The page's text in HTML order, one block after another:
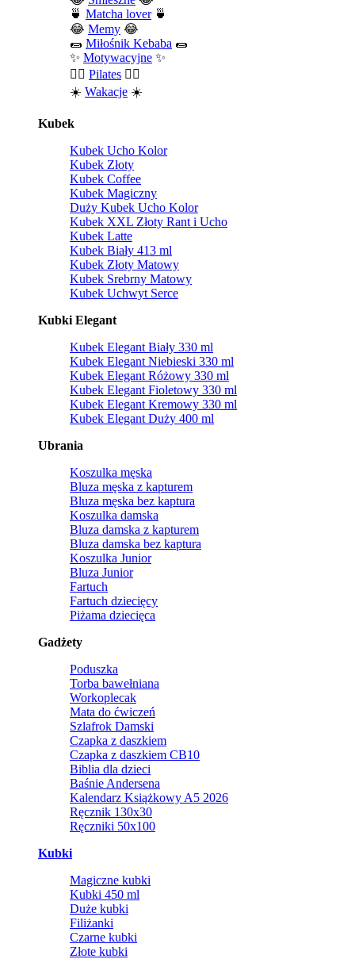
🍵 Matcha lover🍵
😂 Memy 😂
🌯 Miłośnik Kebaba 🌯
✨ Motywacyjne ✨
🧘‍♀️ Pilates 🧘‍♀️
☀️ Wakacje ☀️
Kubek
Kubek Ucho Kolor
Kubek Złoty
Kubek Coffee
Kubek Magiczny
Duży Kubek Ucho Kolor
Kubek XXL Złoty Rant i Ucho
Kubek Latte
Kubek Biały 413 ml
Kubek Złoty Matowy
Kubek Srebrny Matowy
Kubek Uchwyt Serce
Kubki Elegant
Kubek Elegant Biały 330 ml
Kubek Elegant Niebieski 330 ml
Kubek Elegant Różowy 330 ml
Kubek Elegant Fioletowy 330 ml
Kubek Elegant Kremowy 330 ml
Kubek Elegant Duży 400 ml
Ubrania
Koszulka męska
Bluza męska z kapturem
Bluza męska bez kaptura
Koszulka damska
Bluza damska z kapturem
Bluza damska bez kaptura
Koszulka Junior
Bluza Junior
Fartuch
Fartuch dziecięcy
Piżama dziecięca
Gadżety
Poduszka
Torba bawełniana
Workoplecak
Mata do ćwiczeń
Szlafrok Damski
Czapka z daszkiem
Czapka z daszkiem CB10
Biblia dla dzieci
Baśnie Andersena
Kalendarz Książkowy A5 2026
Ręcznik 130x30
Ręczniki 50x100
Kubki
Magiczne kubki
Kubki 450 ml
Duże kubki
Filiżanki
Czarne kubki
Złote kubki